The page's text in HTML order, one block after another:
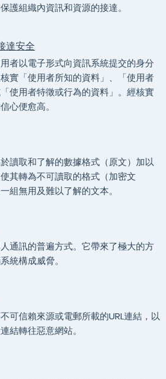
護組織內資訊和資源的接達。
達安全
者以電子形式向資訊系統提交的身分
實「使用者所知的資料」、「使用者
使用者特徵或行為的資料」。經核實
心便愈高。
讀取和了解的數據格式（原文）加以
其轉為不可讀取的格式（加密文
組無用及難以了解的文本。
通訊的普遍方式。它帶來了極大的方
統構成威脅。
可信賴來源或電郵所載的URL連結，以
結轉往惡意網站。